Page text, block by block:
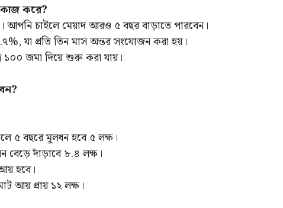
করে?
আপনি চাইলে মেয়াদ আরও ৫ বছর বাড়াতে পারবেন।
যা প্রতি তিন মাস অন্তর সংযোজন করা হয়।
১০০ জমা দিয়ে শুরু করা যায়।
৫ বছরে মূলধন হবে ৫ লক্ষ।
দাঁড়াবে ৮.৪ লক্ষ।
হবে।
আয় প্রায় ১২ লক্ষ।